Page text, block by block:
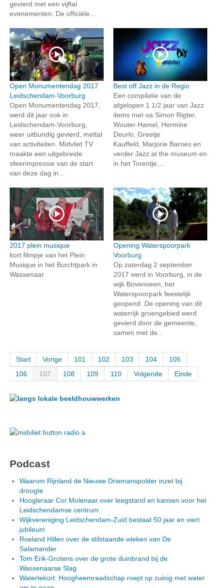
gevierd met een vijftal
evenementen. De officiële...
Open Monumentendag 2017
Leidschendam-Voorburg
Open Monumentendag 2017,
werd dit jaar ook in
Leidschendam-Voorburg,
weer uitbundig gevierd, mettal
van activiteiten. Midvliet TV
maakte een uitgebreide
sfeerimpressie van de start
van deze dag in...
Best off Jazz in de Regio
Een compilatie van de
afgelopen 1 1/2 jaar van Jazz
items met oa Simon Rigter,
Wouter Hamel, Hermine
Deurlo, Greetje
Kauffeld, Marjorie Barnes en
verder Jazz at the museum en
in het Torentje....
2017 plein musique
kort filmpje van het Plein
Musique in het Burchtpark in
Wassenaar
Opening Waterspoorpark
Voorburg
Op zaterdag 2 september
2017 werd in Voorburg, in de
wijk Bovenveen, het
Waterspoorpark feestelijk
geopend. De opening van dit
waterrijk groengebied werd
gevierd door de gemeente,
samen met de...
Start Vorige 101 102 103 104
105
106
107 108 109 110 Volgende Einde
Podcast
Waarom Rijnland de Nieuwe Driemanspolder inzet bij
droogte
Hoogleraar Cor Molenaar over leegstand en kansen voor het
Leidschendamse centrum
Wijkvereniging Leidschendam-Zuid bestaat 50 jaar en viert
jubileum
Roeland Hillen over de stilstaande wieken van De
Salamander
Tom Erik-Grotens over de grote duinbrand bij de
Wassenaarse Slag
Watertekort: Hoogheemraadschap roept op zuinig met water